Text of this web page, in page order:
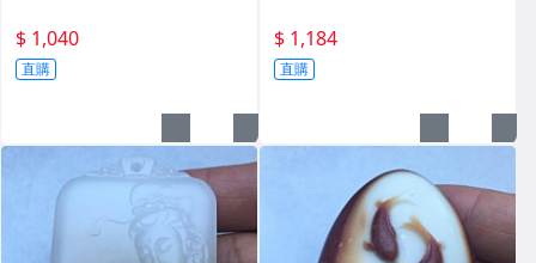
$ 1,040
直購
$ 1,184
直購